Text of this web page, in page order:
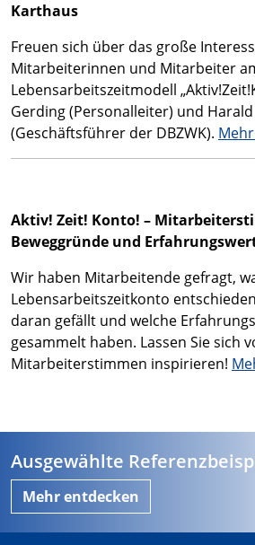
Karthaus
Freuen sich über das große
Mitarbeiterinnen und Mitarbeiter
Lebensarbeitszeitmodell
Gerding (Personalleiter) und
(Geschäftsführer der DBZWK).
Aktiv! Zeit! Konto! –
Beweggründe und
Wir haben Mitarbeitende gefragt,
Lebensarbeitszeitkonto
daran gefällt und welche
gesammelt haben. Lassen Sie sich
Mitarbeiterstimmen inspirieren!
Ausgewählte
Mehr entdecken